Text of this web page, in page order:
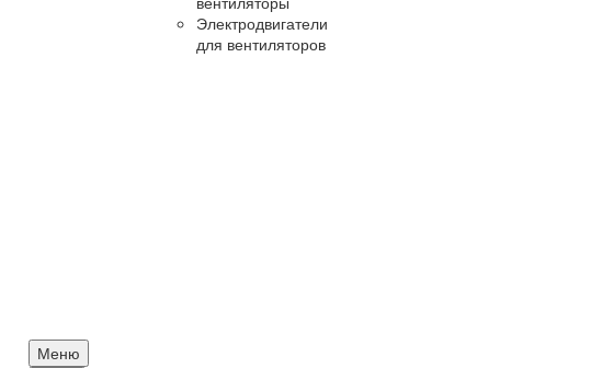
Электродвигатели
для вентиляторов
Меню